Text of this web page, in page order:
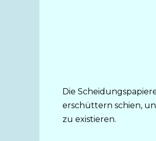
Die
erschüttern schien,
zu existieren.